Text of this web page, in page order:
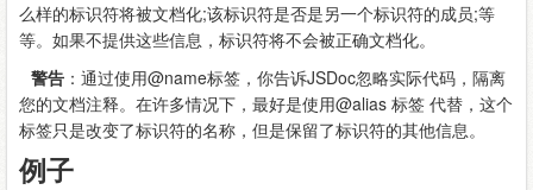
么样的标识符将被文档化;该标识符是否是另一个标识符的成员;等
等。如果不提供这些信息，标识符将不会被正确文档化。
警告 ：通过使用@name标签，你告诉JSDoc忽略实际代码，隔离
您的文档注释。在许多情况下，最好是使用@alias 标签 代替，这个
标签只是改变了标识符的名称，但是保留了标识符的其他信息。
例子